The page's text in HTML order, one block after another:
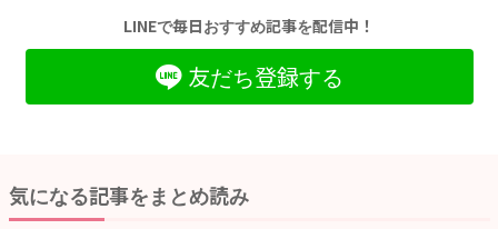
LINEで毎日おすすめ記事を配信中！
友だち登録する
気になる記事をまとめ読み